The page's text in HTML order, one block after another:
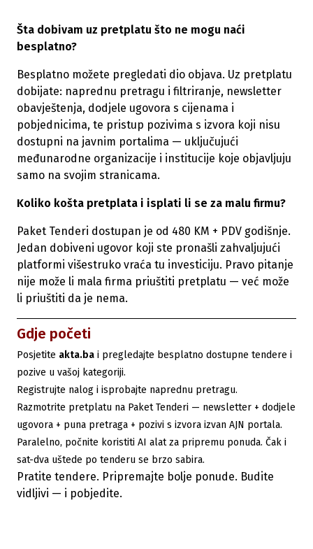
Šta dobivam uz pretplatu što ne mogu naći
besplatno?
Besplatno možete pregledati dio objava. Uz pretplatu
dobijate: naprednu pretragu i filtriranje, newsletter
obavještenja, dodjele ugovora s cijenama i
pobjednicima, te pristup pozivima s izvora koji nisu
dostupni na javnim portalima — uključujući
međunarodne organizacije i institucije koje objavljuju
samo na svojim stranicama.
Koliko košta pretplata i isplati li se za malu firmu?
Paket Tenderi dostupan je od 480 KM + PDV godišnje.
Jedan dobiveni ugovor koji ste pronašli zahvaljujući
platformi višestruko vraća tu investiciju. Pravo pitanje
nije može li mala firma priuštiti pretplatu — već može
li priuštiti da je nema.
Gdje početi
Posjetite akta.ba i pregledajte besplatno dostupne tendere i
pozive u vašoj kategoriji.
Registrujte nalog i isprobajte naprednu pretragu.
Razmotrite pretplatu na Paket Tenderi — newsletter + dodjele
ugovora + puna pretraga + pozivi s izvora izvan AJN portala.
Paralelno, počnite koristiti AI alat za pripremu ponuda. Čak i
sat-dva uštede po tenderu se brzo sabira.
Pratite tendere. Pripremajte bolje ponude. Budite
vidljivi — i pobjedite.